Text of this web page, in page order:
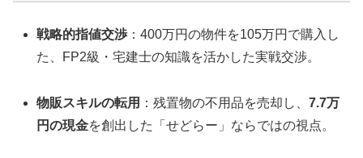
戦略的指値交渉 ：400万円の物件を105万円で購入し
た、FP2級・宅建士の知識を活かした実戦交渉。
物販スキルの転用 ：残置物の不用品を売却し、7.7万
円の現金を創出した「せどらー」ならではの視点。